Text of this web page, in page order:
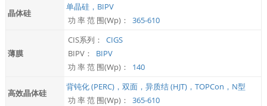
晶体硅
单晶硅，BIPV
功 率 范 围(Wp)：
365-610
薄膜
CIS系列：
CIGS
BIPV：
BIPV
功 率 范 围(Wp)：
140
高效晶体硅
背钝化 (PERC)，双面，异质结 (HJT)，TOPCon，N型
功 率 范 围(Wp)：
365-610